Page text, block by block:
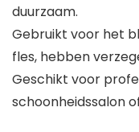
duurzaam.
Gebruikt voor het
fles, hebben
Geschikt voor
schoonheidssalon